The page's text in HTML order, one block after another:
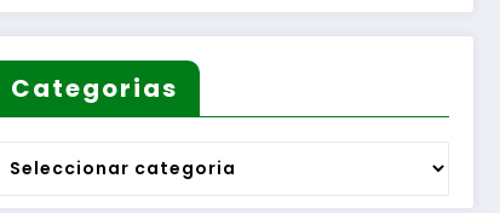
Categorias
Categorias